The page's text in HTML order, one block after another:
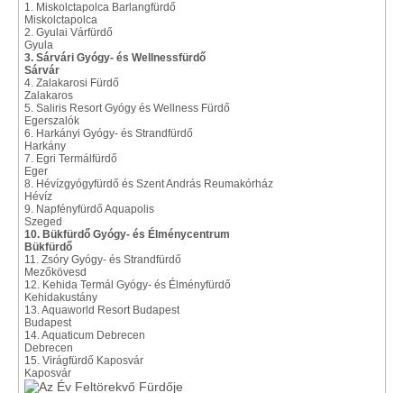
1. Miskolctapolca Barlangfürdő
Miskolctapolca
2. Gyulai Várfürdő
Gyula
3. Sárvári Gyógy- és Wellnessfürdő
Sárvár
4. Zalakarosi Fürdő
Zalakaros
5. Saliris Resort Gyógy és Wellness Fürdő
Egerszalók
6. Harkányi Gyógy- és Strandfürdő
Harkány
7. Egri Termálfürdő
Eger
8. Hévízgyógyfürdő és Szent András Reumakórház
Hévíz
9. Napfényfürdő Aquapolis
Szeged
10. Bükfürdő Gyógy- és Élménycentrum
Bükfürdő
11. Zsóry Gyógy- és Strandfürdő
Mezőkövesd
12. Kehida Termál Gyógy- és Élményfürdő
Kehidakustány
13. Aquaworld Resort Budapest
Budapest
14. Aquaticum Debrecen
Debrecen
15. Virágfürdő Kaposvár
Kaposvár